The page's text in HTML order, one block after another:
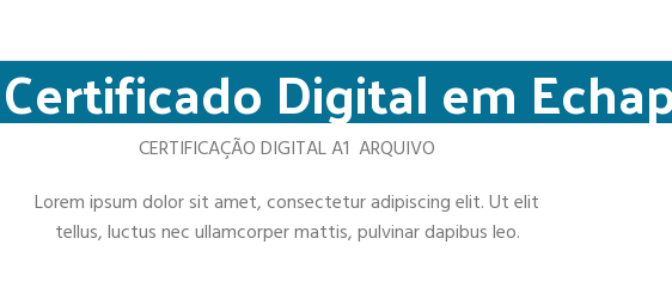
Certificado Digital em
CERTIFICAÇÃO DIGITAL A1 ARQUIVO
Lorem ipsum dolor sit amet, consectetur adipiscing elit. Ut elit
tellus, luctus nec ullamcorper mattis, pulvinar dapibus leo.